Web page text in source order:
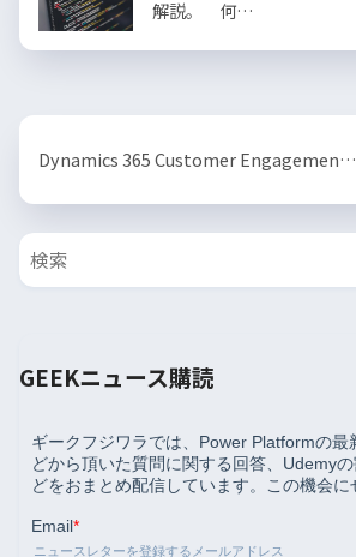
解説。 何…
Dynamics 365 Customer Engagemen…
GEEKニュース購読